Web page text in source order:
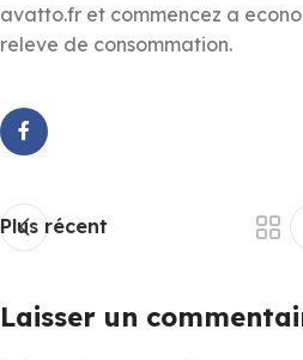
avatto.fr et commencez a
releve de consommation.
Plus récent
Laisser un